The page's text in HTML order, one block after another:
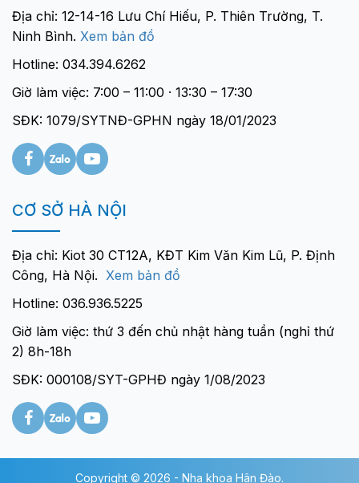
Địa chỉ: 12-14-16 Lưu Chí Hiếu, P. Thiên Trường, T.
Ninh Bình. Xem bản đồ
Hotline: 034.394.6262
Giờ làm việc: 7:00 – 11:00 · 13:30 – 17:30
SĐK: 1079/SYTNĐ-GPHN ngày 18/01/2023
CƠ SỞ HÀ NỘI
Địa chỉ: Kiot 30 CT12A, KĐT Kim Văn Kim Lũ, P. Định
Công, Hà Nội. Xem bản đồ
Hotline: 036.936.5225
Giờ làm việc: thứ 3 đến chủ nhật hàng tuần (nghỉ thứ
2) 8h-18h
SĐK: 000108/SYT-GPHĐ ngày 1/08/2023
Copyright © 2026 - Nha khoa Hân Đào.